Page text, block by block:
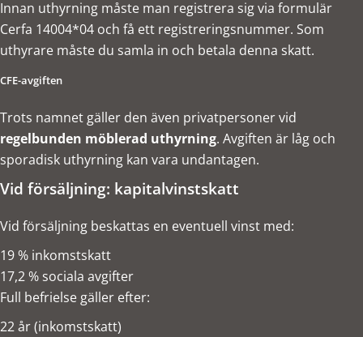
Innan uthyrning måste man registrera sig via formulär
Cerfa 14004*04 och få ett registreringsnummer. Som
uthyrare måste du samla in och betala denna skatt.
CFE-avgiften
Trots namnet gäller den även privatpersoner vid
regelbunden möblerad uthyrning. Avgiften är låg och
sporadisk uthyrning kan vara undantagen.
Vid försäljning: kapitalvinstskatt
Vid försäljning beskattas en eventuell vinst med:
19 % inkomstskatt
17,2 % sociala avgifter
Full befrielse gäller efter:
22 år (inkomstskatt)